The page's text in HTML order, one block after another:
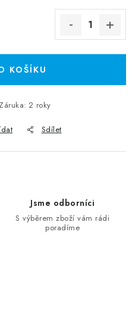
KOŠÍKU
Záruka: 2 roky
Sdílet
Jsme odborníci
S výběrem zboží vám rádi
poradíme